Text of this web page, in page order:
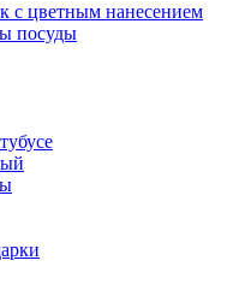
с цветным нанесением
посуды